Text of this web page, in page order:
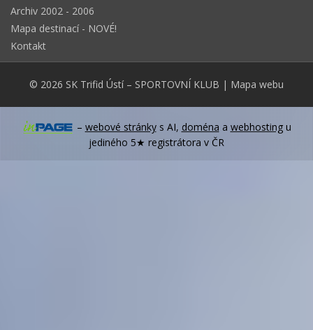
Archiv 2002 - 2006
Mapa destinací - NOVÉ!
Kontakt
© 2026 SK Trifid Ústí– SPORTOVNÍ KLUB | Mapa webu
–webové stránkys AI,doménaawebhostingu
jediného 5★ registrátora v ČR